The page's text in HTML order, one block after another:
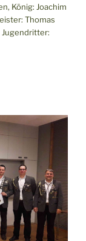
König: Joachim
Thomas
Jugendritter: